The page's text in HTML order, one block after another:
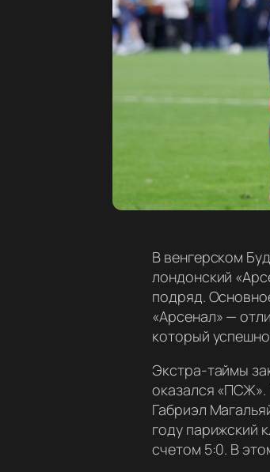
В венгерском
лондонский
подряд.
«Арсенал» —
который
Экстра-таймы
оказался «ПСЖ».
Габриэл
году парижский
счетом 5:0. В